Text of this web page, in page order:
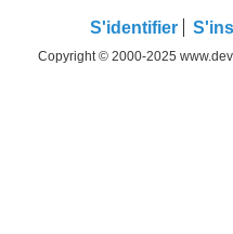
S'identifier
Copyright © 2000-2025